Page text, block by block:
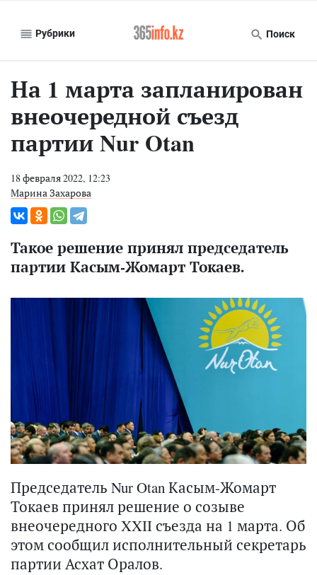
Рубрики Поиск
На 1 марта запланирован
внеочередной съезд
партии Nur Otan
18 февраля 2022, 12:23
Марина Захарова
Такое решение принял председатель
партии Касым-Жомарт Токаев.
Председатель Nur Otan Касым-Жомарт
Токаев принял решение о созыве
внеочередного XXII съезда на 1 марта. Об
этом сообщил исполнительный секретарь
партии Асхат Оралов.